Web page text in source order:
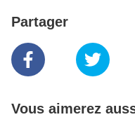
Partager
Vous aimerez